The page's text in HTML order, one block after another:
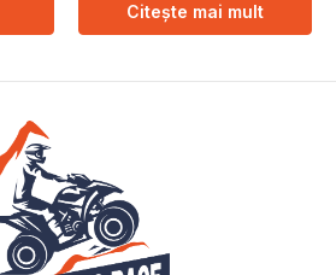
Citește mai mult